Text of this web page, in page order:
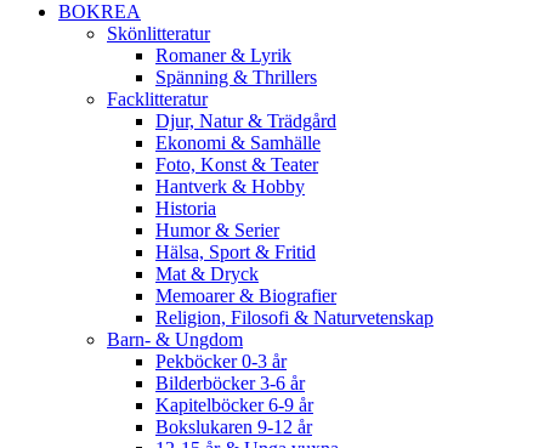
BOKREA
Skönlitteratur
Romaner & Lyrik
Spänning & Thrillers
Facklitteratur
Djur, Natur & Trädgård
Ekonomi & Samhälle
Foto, Konst & Teater
Hantverk & Hobby
Historia
Humor & Serier
Hälsa, Sport & Fritid
Mat & Dryck
Memoarer & Biografier
Religion, Filosofi & Naturvetenskap
Barn- & Ungdom
Pekböcker 0-3 år
Bilderböcker 3-6 år
Kapitelböcker 6-9 år
Bokslukaren 9-12 år